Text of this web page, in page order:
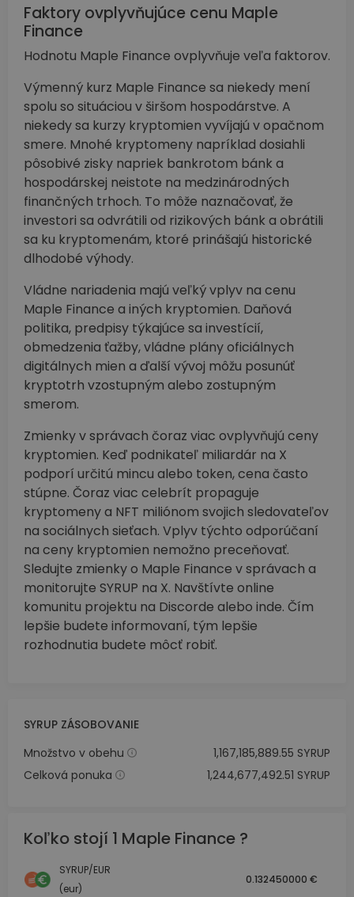
Faktory ovplyvňujúce cenu Maple
Finance
Hodnotu Maple Finance ovplyvňuje veľa faktorov.
Výmenný kurz Maple Finance sa niekedy mení
spolu so situáciou v širšom hospodárstve. A
niekedy sa kurzy kryptomien vyvíjajú v opačnom
smere. Mnohé kryptomeny napríklad dosiahli
pôsobivé zisky napriek bankrotom bánk a
hospodárskej neistote na medzinárodných
finančných trhoch. To môže naznačovať, že
investori sa odvrátili od rizikových bánk a obrátili
sa ku kryptomenám, ktoré prinášajú historické
dlhodobé výhody.
Vládne nariadenia majú veľký vplyv na cenu
Maple Finance a iných kryptomien. Daňová
politika, predpisy týkajúce sa investícií,
obmedzenia ťažby, vládne plány oficiálnych
digitálnych mien a ďalší vývoj môžu posunúť
kryptotrh vzostupným alebo zostupným
smerom.
Zmienky v správach čoraz viac ovplyvňujú ceny
kryptomien. Keď podnikateľ miliardár na X
podporí určitú mincu alebo token, cena často
stúpne. Čoraz viac celebrít propaguje
kryptomeny a NFT miliónom svojich sledovateľov
na sociálnych sieťach. Vplyv týchto odporúčaní
na ceny kryptomien nemožno preceňovať.
Sledujte zmienky o Maple Finance v správach a
monitorujte SYRUP na X. Navštívte online
komunitu projektu na Discorde alebo inde. Čím
lepšie budete informovaní, tým lepšie
rozhodnutia budete môcť robiť.
SYRUP ZÁSOBOVANIE
Množstvo v obehu
1,167,185,889.55 SYRUP
Celková ponuka
1,244,677,492.51 SYRUP
Koľko stojí 1 Maple Finance ?
SYRUP/EUR
(eur)
0.132450000 €